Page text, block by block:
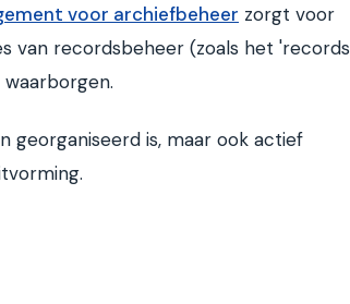
voor archiefbeheer zorgt voor
van recordsbeheer (zoals het 'records
georganiseerd is, maar ook actief